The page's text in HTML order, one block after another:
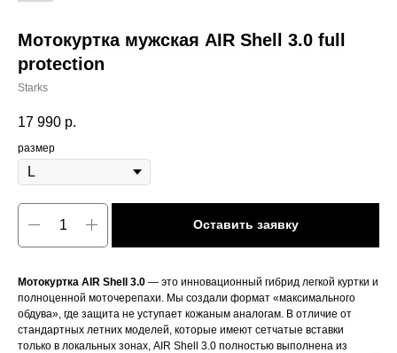
Мотокуртка мужская AIR Shell 3.0 full
protection
Starks
17 990 р.
размер
Оставить заявку
Мотокуртка AIR Shell 3.0 — это инновационный гибрид легкой куртки и
полноценной моточерепахи. Мы создали формат «максимального
обдува», где защита не уступает кожаным аналогам. В отличие от
стандартных летних моделей, которые имеют сетчатые вставки
только в локальных зонах, AIR Shell 3.0 полностью выполнена из